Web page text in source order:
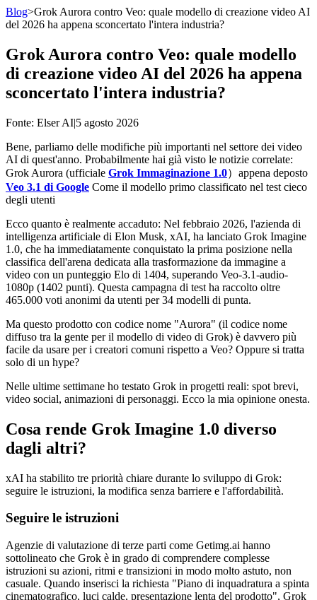
Blog>Grok Aurora contro Veo: quale modello di creazione video AI
del 2026 ha appena sconcertato l'intera industria?
Grok Aurora contro Veo: quale modello
di creazione video AI del 2026 ha appena
sconcertato l'intera industria?
Fonte: Elser AI|5 agosto 2026
Bene, parliamo delle modifiche più importanti nel settore dei video
AI di quest'anno. Probabilmente hai già visto le notizie correlate:
Grok Aurora (ufficiale Grok Immaginazione 1.0）appena deposto
Veo 3.1 di Google Come il modello primo classificato nel test cieco
degli utenti
Ecco quanto è realmente accaduto: Nel febbraio 2026, l'azienda di
intelligenza artificiale di Elon Musk, xAI, ha lanciato Grok Imagine
1.0, che ha immediatamente conquistato la prima posizione nella
classifica dell'arena dedicata alla trasformazione da immagine a
video con un punteggio Elo di 1404, superando Veo-3.1-audio-
1080p (1402 punti). Questa campagna di test ha raccolto oltre
465.000 voti anonimi da utenti per 34 modelli di punta.
Ma questo prodotto con codice nome "Aurora" (il codice nome
diffuso tra la gente per il modello di video di Grok) è davvero più
facile da usare per i creatori comuni rispetto a Veo? Oppure si tratta
solo di un hype?
Nelle ultime settimane ho testato Grok in progetti reali: spot brevi,
video social, animazioni di personaggi. Ecco la mia opinione onesta.
Cosa rende Grok Imagine 1.0 diverso
dagli altri?
xAI ha stabilito tre priorità chiare durante lo sviluppo di Grok:
seguire le istruzioni, la modifica senza barriere e l'affordabilità.
Seguire le istruzioni
Agenzie di valutazione di terze parti come Getimg.ai hanno
sottolineato che Grok è in grado di comprendere complesse
istruzioni su azioni, ritmi e transizioni in modo molto astuto, non
casuale. Quando inserisci la richiesta "Piano di inquadratura a spinta
cinematografico, luci calde, presentazione lenta del prodotto", Grok